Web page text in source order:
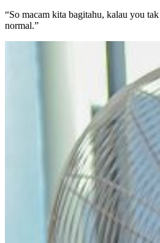
“So macam kita bagitahu, kalau you
normal.”